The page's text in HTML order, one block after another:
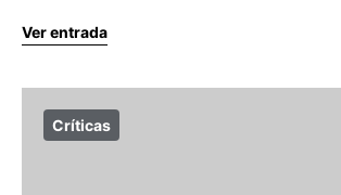
Ver entrada
Críticas